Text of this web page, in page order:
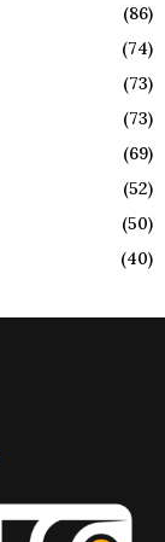
(86)
(74)
(73)
(73)
(69)
(52)
(50)
(40)